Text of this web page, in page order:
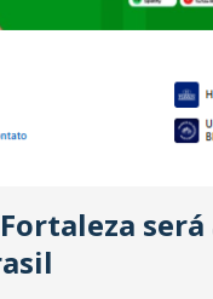
operaram com lucro e
Já o
ficou em 19%,
anterior. Outros 1% não
a outubro, o
será